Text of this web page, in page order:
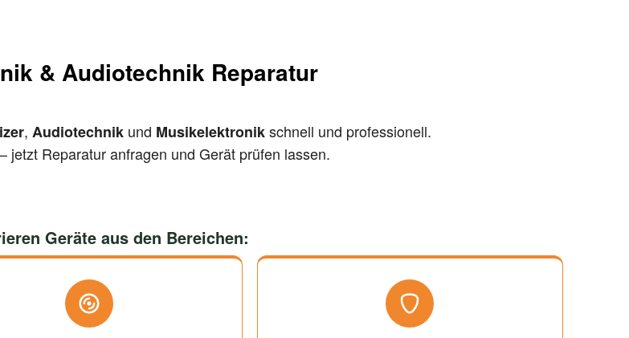
& Audiotechnik Reparatur
, Audiotechnikund Musikelektronikschnell und professionell.
jetzt Reparatur anfragen und Gerät prüfen lassen.
Geräte aus den Bereichen: